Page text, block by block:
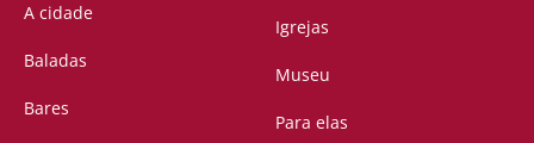
A cidade
Baladas
Bares
Igrejas
Museu
Para elas